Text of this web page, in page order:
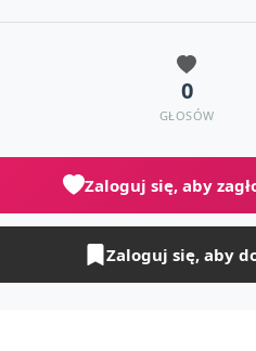
0
GŁOSÓW
Zaloguj się, aby
Zaloguj się, aby